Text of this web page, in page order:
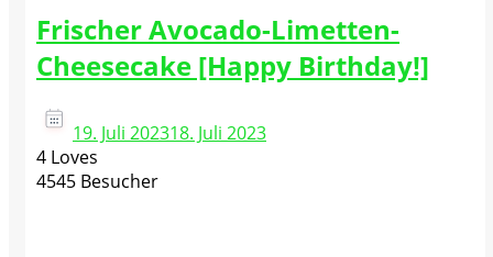
Frischer Avocado-Limetten-
Cheesecake [Happy Birthday!]
19. Juli 202318. Juli 2023
4 Loves
4545 Besucher